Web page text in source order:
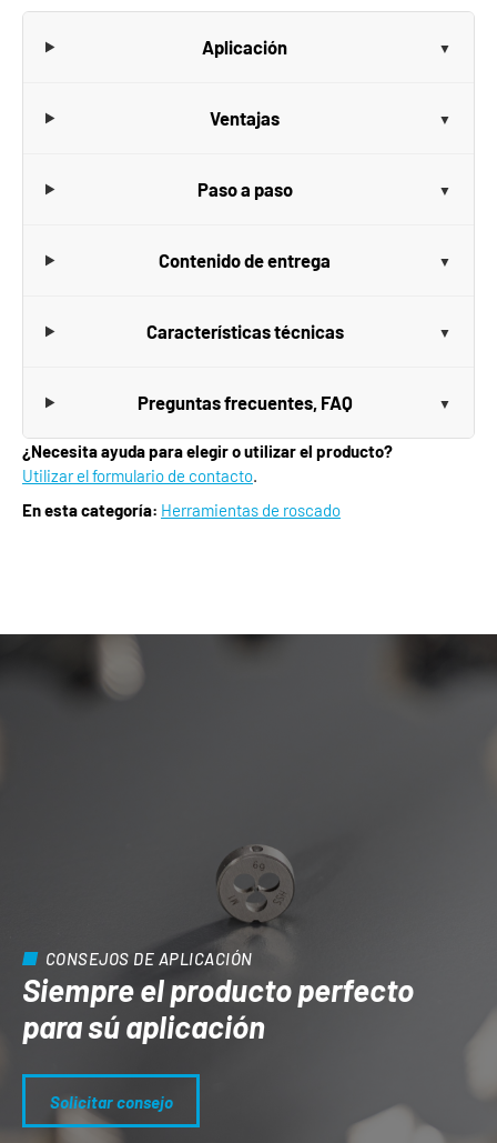
Aplicación
Ventajas
Paso a paso
Contenido de entrega
Características técnicas
Preguntas frecuentes, FAQ
¿Necesita ayuda para elegir o utilizar el producto?
Utilizar el formulario de contacto.
En esta categoría: Herramientas de roscado
CONSEJOS DE APLICACIÓN
Siempre el producto perfecto
para sú aplicación
Solicitar consejo